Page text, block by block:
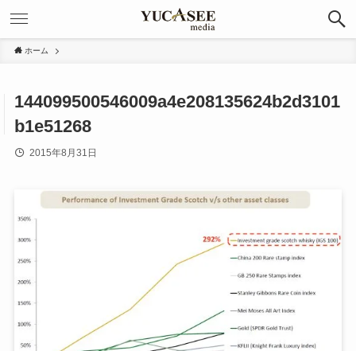
ホーム
144099500546009a4e208135624b2d3101
b1e51268
2015年8月31日